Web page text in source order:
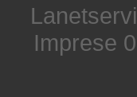
Imprese